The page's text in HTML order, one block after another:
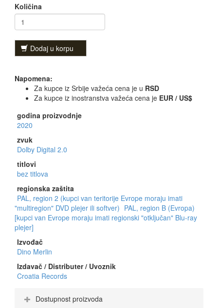
Količina
Dodaj u korpu
Napomena:
Za kupce iz Srbije važeća cena je u RSD
Za kupce iz inostranstva važeća cena je EUR / US$
godina proizvodnje
2020
zvuk
Dolby Digital 2.0
titlovi
bez titlova
regionska zaštita
PAL, region 2 (kupci van teritorije Evrope moraju imati
"multiregion" DVD plejer ili softver) PAL, region B (Evropa)
[kupci van Evrope moraju imati regionski "otključan" Blu-ray
plejer]
Izvođač
Dino Merlin
Izdavač / Distributer / Uvoznik
Croatia Records
Dostupnost proizvoda